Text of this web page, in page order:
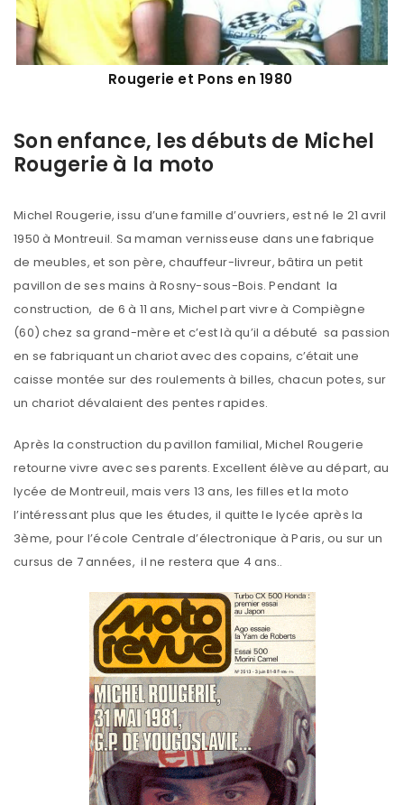
Rougerie et Pons en 1980
Son enfance, les débuts de Michel
Rougerie à la moto
Michel Rougerie, issu d’une famille d’ouvriers, est né le 21 avril
1950 à Montreuil. Sa maman vernisseuse dans une fabrique
de meubles, et son père, chauffeur-livreur, bâtira un petit
pavillon de ses mains à Rosny-sous-Bois. Pendant la
construction, de 6 à 11 ans, Michel part vivre à Compiègne
(60) chez sa grand-mère et c’est là qu’il a débuté sa passion
en se fabriquant un chariot avec des copains, c’était une
caisse montée sur des roulements à billes, chacun potes, sur
un chariot dévalaient des pentes rapides.
Après la construction du pavillon familial, Michel Rougerie
retourne vivre avec ses parents. Excellent élève au départ, au
lycée de Montreuil, mais vers 13 ans, les filles et la moto
l’intéressant plus que les études, il quitte le lycée après la
3ème, pour l’école Centrale d’électronique à Paris, ou sur un
cursus de 7 années, il ne restera que 4 ans..